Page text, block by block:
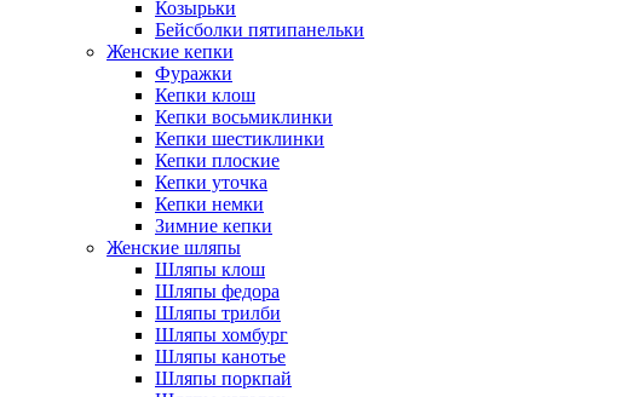
Козырьки
Бейсболки пятипанельки
Женские кепки
Фуражки
Кепки клош
Кепки восьмиклинки
Кепки шестиклинки
Кепки плоские
Кепки уточка
Кепки немки
Зимние кепки
Женские шляпы
Шляпы клош
Шляпы федора
Шляпы трилби
Шляпы хомбург
Шляпы канотье
Шляпы поркпай